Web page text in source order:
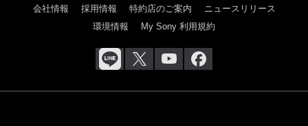
会社情報 採用情報 特約店のご案内
ニュースリリース
環境情報
My Sony 利用規約